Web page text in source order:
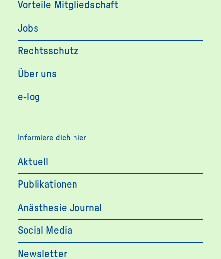
Vorteile Mitgliedschaft
Jobs
Rechtsschutz
Über uns
e-log
Informiere dich hier
Aktuell
Publikationen
Anästhesie Journal
Social Media
Newsletter